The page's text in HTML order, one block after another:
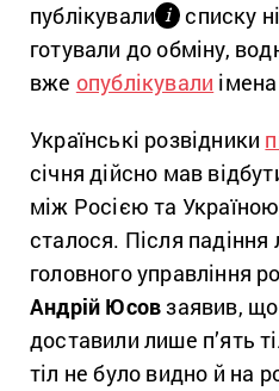
публікували і
списку
готували до обміну,
вже опублікували
Українські розвідники
січня дійсно мав
між Росією та
сталося. Після падіння
головного управління
Андрій Юсовзаявив, що
доставили лише п’ять
тіл не було видно й на